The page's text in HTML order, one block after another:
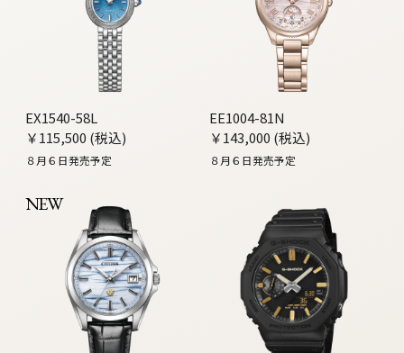
EX1540-58L
￥115,500 (税込)
８月６日発売予定
EE1004-81N
￥143,000 (税込)
８月６日発売予定
NEW